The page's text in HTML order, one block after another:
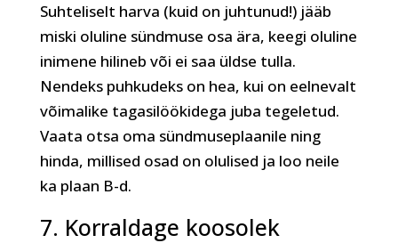
Suhteliselt harva (kuid on juhtunud!) jääb
miski oluline sündmuse osa ära, keegi oluline
inimene hilineb või ei saa üldse tulla.
Nendeks puhkudeks on hea, kui on eelnevalt
võimalike tagasilöökidega juba tegeletud.
Vaata otsa oma sündmuseplaanile ning
hinda, millised osad on olulised ja loo neile
ka plaan B-d.
7. Korraldage koosolek